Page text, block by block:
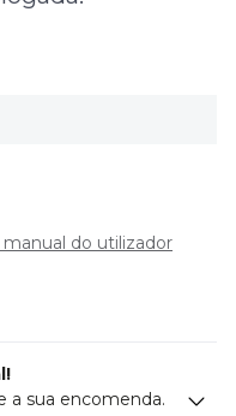
do utilizador
a sua encomenda.